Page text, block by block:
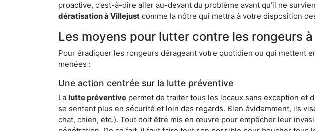
proactive, c’est-à-dire aller au-devant du problème avant qu’il ne
dératisation à Villejust comme la nôtre qui mettra à votre disposition
Les moyens pour lutter contre les rongeurs
Pour éradiquer les rongeurs dérageant votre quotidien ou qui mettent
menées :
Une action centrée sur la lutte préventive
La lutte préventive permet de traiter tous les locaux sans exception et
se sentent plus en sécurité et loin des regards. Bien évidemment, ils
chat, chien, etc.). Tout doit être mis en œuvre pour empêcher leur